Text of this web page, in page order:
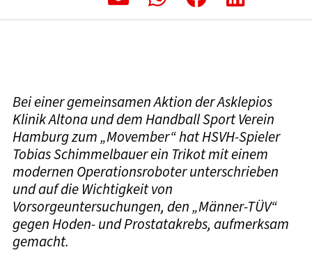
Bei einer gemeinsamen Aktion der Asklepios
Klinik Altona und dem Handball Sport Verein
Hamburg zum „Movember“ hat HSVH-Spieler
Tobias Schimmelbauer ein Trikot mit einem
modernen Operationsroboter unterschrieben
und auf die Wichtigkeit von
Vorsorgeuntersuchungen, den „Männer-TÜV“
gegen Hoden- und Prostatakrebs, aufmerksam
gemacht.